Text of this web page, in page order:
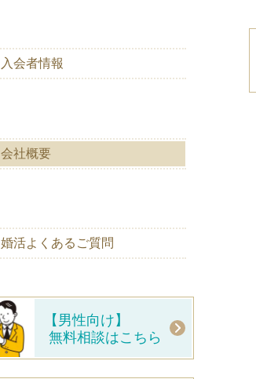
入会者情報
会社概要
婚活よくあるご質問
【男性向け】
無料相談はこちら